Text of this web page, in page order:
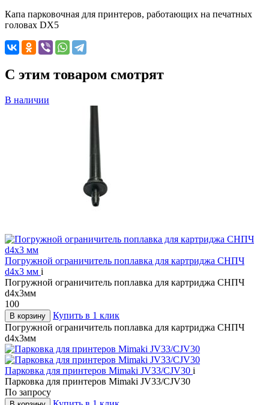
Капа парковочная для принтеров, работающих на печатных
головах DX5
C этим товаром смотрят
В наличии
Погружной ограничитель поплавка для картриджа СНПЧ
d4х3 мм i
Погружной ограничитель поплавка для картриджа СНПЧ
d4х3мм
100
В корзину
Купить в 1 клик
Погружной ограничитель поплавка для картриджа СНПЧ
d4х3мм
Парковка для принтеров Mimaki JV33/CJV30 i
Парковка для принтеров Mimaki JV33/CJV30
По запросу